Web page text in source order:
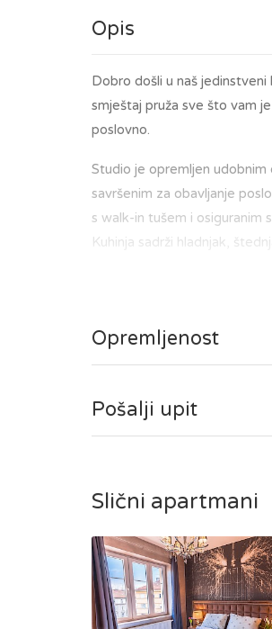
Opis
Dobro došli u naš
smještaj pruža sve što vam
poslovno.
Studio je opremljen
savršenim za obavljanje
s walk-in tušem i osiguranim
Kuhinja sadrži hladnjak,
tržnicom Dolac i Trgom bana
Tramvajska stanica
Opremljenost
Pošalji upit
Slični apartmani